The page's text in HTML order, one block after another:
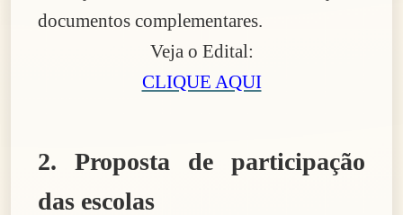
documentos complementares.
Veja o Edital:
CLIQUE AQUI
2. Proposta de participação
das escolas